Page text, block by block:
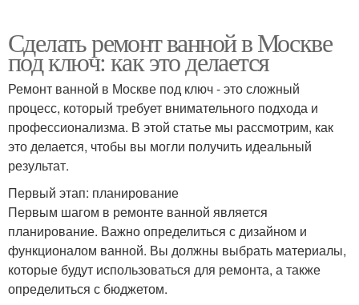
Сделать ремонт ванной в Москве
под ключ: как это делается
Ремонт ванной в Москве под ключ - это сложный
процесс, который требует внимательного подхода и
профессионализма. В этой статье мы рассмотрим, как
это делается, чтобы вы могли получить идеальный
результат.
Первый этап: планирование
Первым шагом в ремонте ванной является
планирование. Важно определиться с дизайном и
функционалом ванной. Вы должны выбрать материалы,
которые будут использоваться для ремонта, а также
определиться с бюджетом.